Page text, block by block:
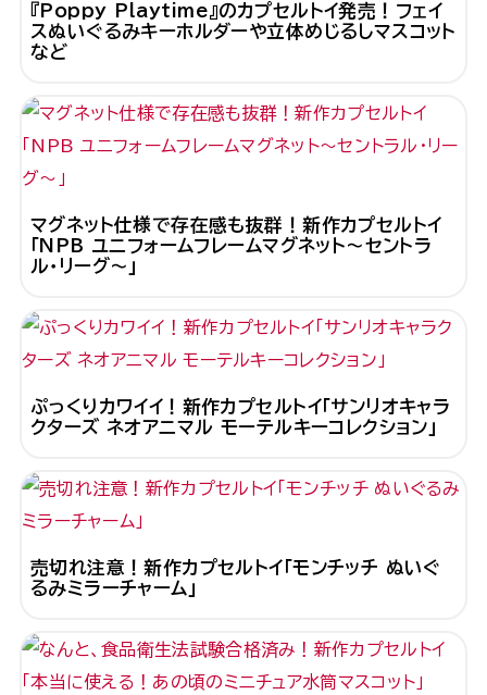
『Poppy Playtime』のカプセルトイ発売！フェイ
スぬいぐるみキーホルダーや立体めじるしマスコット
など
マグネット仕様で存在感も抜群！新作カプセルトイ
「NPB ユニフォームフレームマグネット～セントラ
ル・リーグ～」
ぷっくりカワイイ！新作カプセルトイ「サンリオキャラ
クターズ ネオアニマル モーテルキーコレクション」
売切れ注意！新作カプセルトイ「モンチッチ ぬいぐ
るみミラーチャーム」